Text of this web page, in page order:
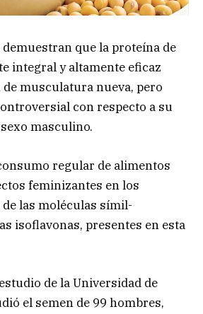
que la proteína de
integral y altamente eficaz
musculatura nueva, pero
con respecto a su
masculino.
regular de alimentos
feminizantes en los
las moléculas símil-
isoflavonas, presentes en esta
de la Universidad de
el semen de 99 hombres,